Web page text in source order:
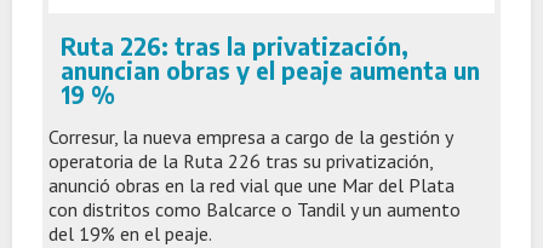
Ruta 226: tras la privatización,
anuncian obras y el peaje aumenta un
19 %
Corresur, la nueva empresa a cargo de la gestión y
operatoria de la Ruta 226 tras su privatización,
anunció obras en la red vial que une Mar del Plata
con distritos como Balcarce o Tandil y un aumento
del 19% en el peaje.